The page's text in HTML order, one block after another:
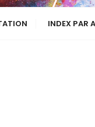
INDEX PAR